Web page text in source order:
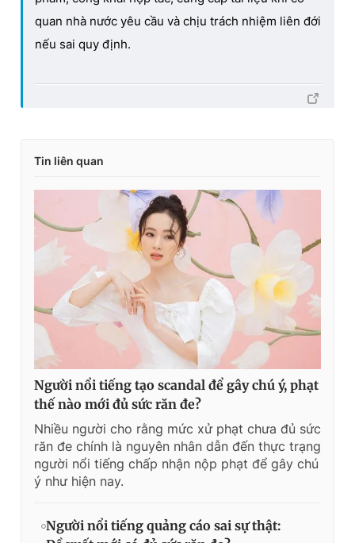
quan nhà nước yêu cầu và chịu trách nhiệm liên đới
nếu sai quy định.
Tin liên quan
Người nổi tiếng tạo scandal để gây chú ý, phạt
thế nào mới đủ sức răn đe?
Nhiều người cho rằng mức xử phạt chưa đủ sức
răn đe chính là nguyên nhân dẫn đến thực trạng
người nổi tiếng chấp nhận nộp phạt để gây chú
ý như hiện nay.
Người nổi tiếng quảng cáo sai sự thật: